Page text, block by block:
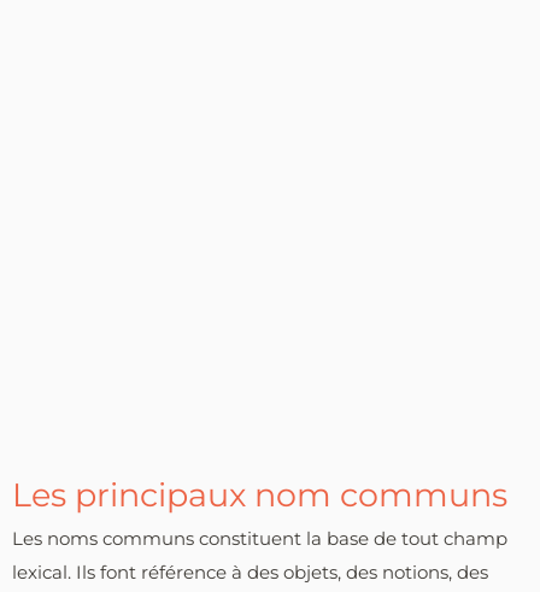
Les principaux nom communs
Les noms communs constituent la base de tout champ
lexical. Ils font référence à des objets, des notions, des